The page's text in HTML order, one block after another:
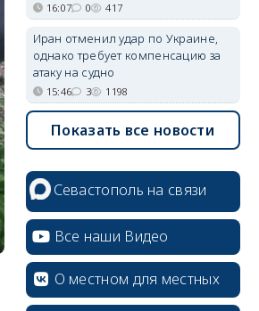
16:07 0 417
Иран отменил удар по Украине,
однако требует компенсацию за
атаку на судно
15:46 3 1198
Показать все новости
Севастополь на связи
Все наши Видео
О местном для местных